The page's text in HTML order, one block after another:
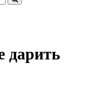
дарить